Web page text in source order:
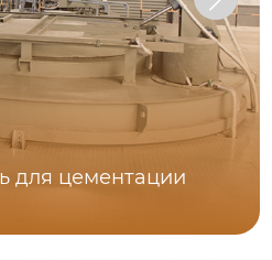
для цементации